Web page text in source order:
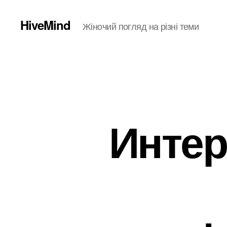
HiveMind Жіночий погляд на різні теми